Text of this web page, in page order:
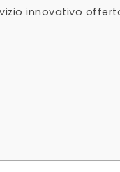
innovativo